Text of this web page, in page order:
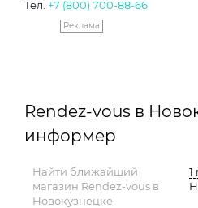
Тел. +7 (800) 700-88-66
Реклама
Rendez-vous в
информер
Найти ближайший
магазин Rendez-vous в
Новокузнецке
1